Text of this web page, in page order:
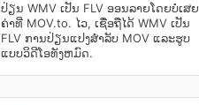
ປ່ຽນ WMV ເປັນ FLV ອອນລາຍໂດຍບໍ່ເສຍ
ຄ່າທີ່ MOV.to. ໄວ, ເຊື່ອຖືໄດ້ WMV ເປັນ
FLV ການປ່ຽນແປງສໍາລັບ MOV ແລະຮູບ
ແບບວິດີໂອທັງຫມົດ.